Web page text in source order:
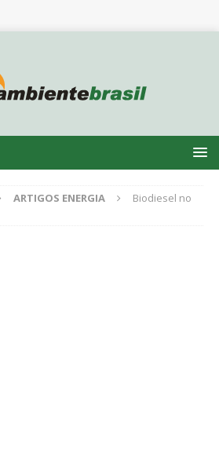
ARTIGOS ENERGIA
Biodiesel no